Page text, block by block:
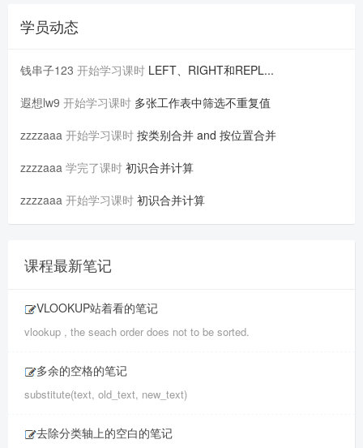
学员动态
钱串子123 开始学习课时 LEFT、RIGHT和REPL...
遐想lw9 开始学习课时 多张工作表中筛选不重复值
zzzzaaa 开始学习课时 按类别合并 and 按位置合并
zzzzaaa 学完了课时 初识合并计算
zzzzaaa 开始学习课时 初识合并计算
课程最新笔记
VLOOKUP站着看的笔记
vlookup , the seach order does not to be sorted.
多余的空格的笔记
substitute(text, old_text, new_text)
去除分类轴上的空白的笔记